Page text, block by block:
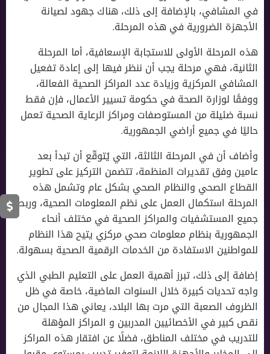
في المشافي، بالإضافة إلى ذلك، هناك جهود لصيانة
الأجهزة الضرورية في هذه المرحلة.
هذه المرحلة الأولى للاستجابة الإسعافية، أما المرحلة
الثانية، فهي مرحلة يجب أن ننظر فيها إلى إعادة تفعيل
المشافي المركزية وزيادة عدد المراكز الصحية الفعالة،
ووفقًا لوزارة الصحة في حكومة تسيير الأعمال، فإن فقط
نسبة ضئيلة من المستوصفات ومراكز الرعاية الصحية تعمل
حاليًا في جميع أراضي الجمهورية.
وأضاف أن في المرحلة الثالثة، التي يُتوقّع أن تبدأ بعد
عامين وفق تقديرات المنظمة، تتضمن التركيز على تطوير
القطاع الصحي والنظام الصحي بشكل عام وتشمل هذه
المرحلة استكمال العمل على نظم المعلومات الصحية، وربط
جميع المستشفيات والمراكز الصحية في مختلف أنحاء
الجمهورية بنظام معلومات صحي مركزي يتيح هذا النظام
للمواطنين الاستفادة من الخدمات الرقمية الصحية بسهولة.
إضافة إلى ذلك، تبرز أهمية العمل على التعليم الطبي الذي
واجه تحديات كبيرة خلال السنوات الماضية، خاصة في ظل
الظروف الصعبة التي مرت بها البلاد، يعاني هذا المجال من
نقص كبير في الأخصائيين المدربين و المراكز المؤهلة
للتدريب في مختلف المناطق، فضلًا عن افتقار هذه المراكز